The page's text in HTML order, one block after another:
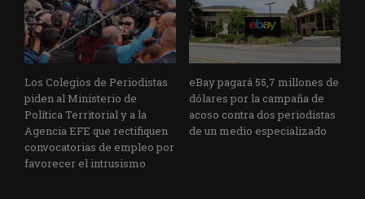
Los Colegios de Periodistas
piden al Ministerio de
Política Territorial y a la
Agencia EFE que rectifiquen
convocatorias de empleo por
favorecer el intrusismo
eBay pagará 55,7 millones de
dólares por la campaña de
acoso contra dos periodistas
de un medio especializado